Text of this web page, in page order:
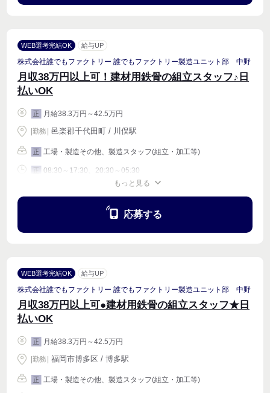
WEB選考完結OK 給与UP
株式会社誰でもファクトリー 誰でもファクトリー製造ユニット部 中野
月収38万円以上可！建材用鉄骨の組立スタッフ♪日
払いOK
正 月給38.3万円～42.5万円
|勤務 邑楽郡千代田町 / 川俣駅
正 工場・製造その他、製造スタッフ(組立・加工等)
正 08:30～17:30、20:30～05:30
もっと見る
応募する
WEB選考完結OK 給与UP
株式会社誰でもファクトリー 誰でもファクトリー製造ユニット部 中野
月収38万円以上可●建材用鉄骨の組立スタッフ★日
払いOK
正 月給38.3万円～42.5万円
|勤務 福岡市博多区 / 博多駅
正 工場・製造その他、製造スタッフ(組立・加工等)